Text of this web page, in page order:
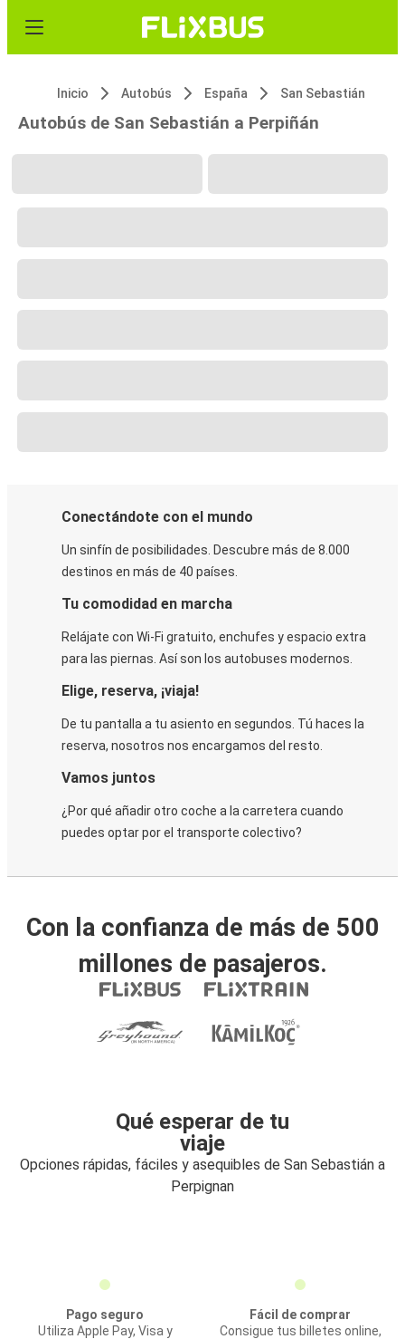
Inicio Autobús España San Sebastián
Autobús de San Sebastián a Perpiñán
Conectándote con el mundo
Un sinfín de posibilidades. Descubre más de 8.000
destinos en más de 40 países.
Tu comodidad en marcha
Relájate con Wi-Fi gratuito, enchufes y espacio extra
para las piernas. Así son los autobuses modernos.
Elige, reserva, ¡viaja!
De tu pantalla a tu asiento en segundos. Tú haces la
reserva, nosotros nos encargamos del resto.
Vamos juntos
¿Por qué añadir otro coche a la carretera cuando
puedes optar por el transporte colectivo?
Con la confianza de más de 500
millones de pasajeros.
Qué esperar de tu
viaje
Opciones rápidas, fáciles y asequibles de San Sebastián a
Perpignan
Pago seguro
Utiliza Apple Pay, Visa y
Fácil de comprar
Consigue tus billetes online,